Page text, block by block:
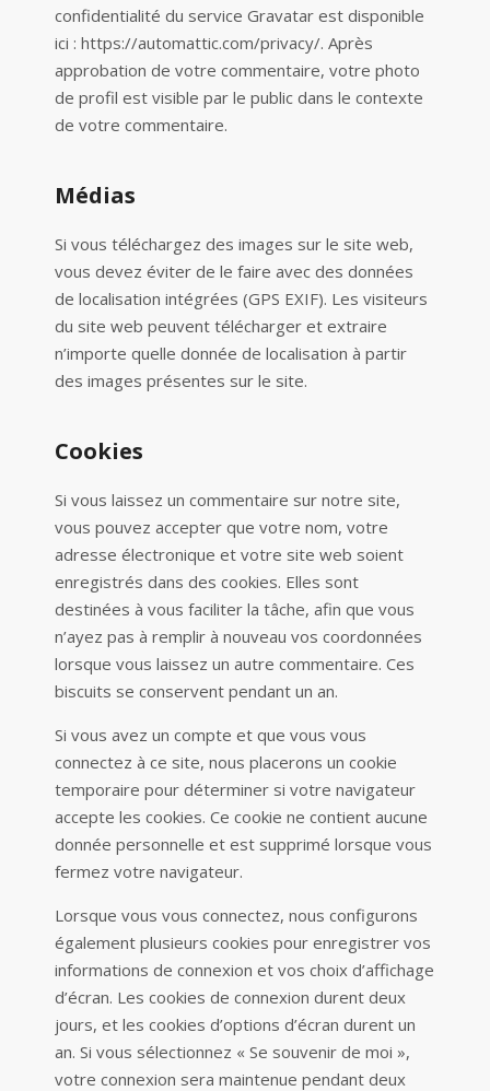
confidentialité du service Gravatar est disponible
ici : https://automattic.com/privacy/. Après
approbation de votre commentaire, votre photo
de profil est visible par le public dans le contexte
de votre commentaire.
Médias
Si vous téléchargez des images sur le site web,
vous devez éviter de le faire avec des données
de localisation intégrées (GPS EXIF). Les visiteurs
du site web peuvent télécharger et extraire
n’importe quelle donnée de localisation à partir
des images présentes sur le site.
Cookies
Si vous laissez un commentaire sur notre site,
vous pouvez accepter que votre nom, votre
adresse électronique et votre site web soient
enregistrés dans des cookies. Elles sont
destinées à vous faciliter la tâche, afin que vous
n’ayez pas à remplir à nouveau vos coordonnées
lorsque vous laissez un autre commentaire. Ces
biscuits se conservent pendant un an.
Si vous avez un compte et que vous vous
connectez à ce site, nous placerons un cookie
temporaire pour déterminer si votre navigateur
accepte les cookies. Ce cookie ne contient aucune
donnée personnelle et est supprimé lorsque vous
fermez votre navigateur.
Lorsque vous vous connectez, nous configurons
également plusieurs cookies pour enregistrer vos
informations de connexion et vos choix d’affichage
d’écran. Les cookies de connexion durent deux
jours, et les cookies d’options d’écran durent un
an. Si vous sélectionnez « Se souvenir de moi »,
votre connexion sera maintenue pendant deux